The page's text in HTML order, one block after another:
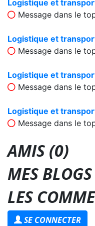
Logistique et
Message dans le
Logistique et
Message dans le
Logistique et
Message dans le
Logistique et
Message dans le
AMIS (0)
MES BLOGS
LES
SE CONNECTER